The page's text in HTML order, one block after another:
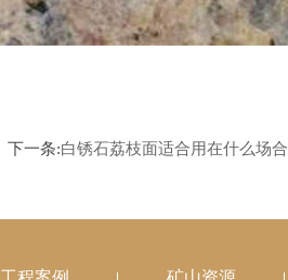
下一条:白锈石荔枝面适合用在什么场合